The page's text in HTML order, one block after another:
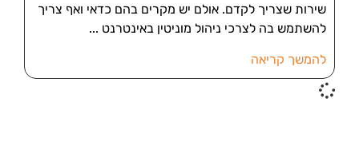
שירות שצריך לקדם. אולם יש מקרים בהם כדאי ואף צריך
להשתמש בה לצרכי ניהול מוניטין באינטרנט
להמשך קריאה